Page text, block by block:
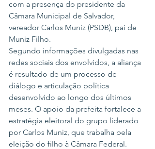
com a presença do presidente da
Câmara Municipal de Salvador,
vereador Carlos Muniz (PSDB), pai de
Muniz Filho.
Segundo informações divulgadas nas
redes sociais dos envolvidos, a aliança
é resultado de um processo de
diálogo e articulação política
desenvolvido ao longo dos últimos
meses. O apoio da prefeita fortalece a
estratégia eleitoral do grupo liderado
por Carlos Muniz, que trabalha pela
eleição do filho à Câmara Federal.